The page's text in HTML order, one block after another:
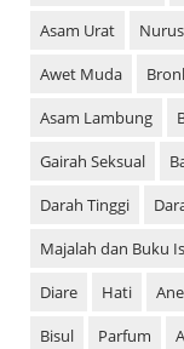
Asam Urat
Awet Muda
Asam Lambung
Gairah Seksual
Darah Tinggi
Majalah dan Buku
Diare
Hati
Bisul
Parfum